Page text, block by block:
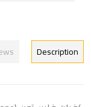
Description